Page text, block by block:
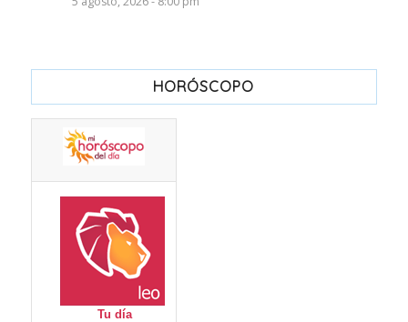
HORÓSCOPO